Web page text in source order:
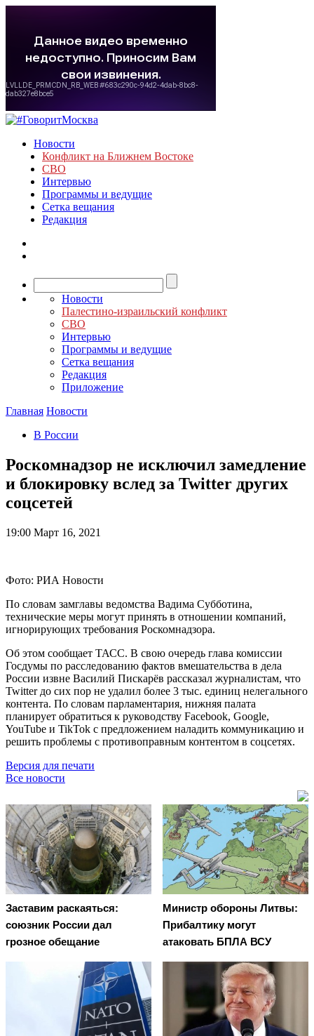
Новости
Конфликт на Ближнем Востоке
СВО
Интервью
Программы и ведущие
Сетка вещания
Редакция
Новости
Палестино-израильский конфликт
СВО
Интервью
Программы и ведущие
Сетка вещания
Редакция
Приложение
Главная Новости
В России
Роскомнадзор не исключил замедление
и блокировку вслед за Twitter других
соцсетей
19:00 Март 16, 2021
Фото: РИА Новости
По словам замглавы ведомства Вадима Субботина,
технические меры могут принять в отношении компаний,
игнорирующих требования Роскомнадзора.
Об этом сообщает ТАСС. В свою очередь глава комиссии
Госдумы по расследованию фактов вмешательства в дела
России извне Василий Пискарёв рассказал журналистам, что
Twitter до сих пор не удалил более 3 тыс. единиц нелегального
контента. По словам парламентария, нижняя палата
планирует обратиться к руководству Facebook, Google,
YouTube и TikTok с предложением наладить коммуникацию и
решить проблемы с противоправным контентом в соцсетях.
Версия для печати
Все новости
Заставим раскаяться:
союзник России дал
грозное обещание
Министр обороны Литвы:
Прибалтику могут
атаковать БПЛА ВСУ